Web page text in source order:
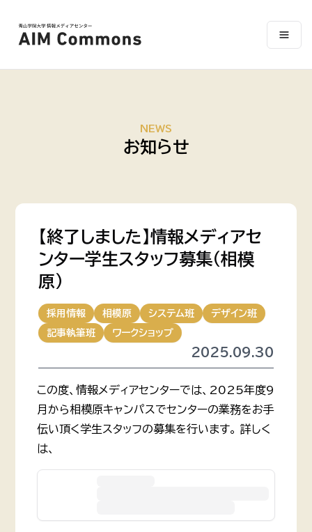
NEWS
お知らせ
【終了しました】情報メディアセ
ンター学生スタッフ募集（相模
原）
採用情報 相模原 システム班
デザイン班
記事執筆班
ワークショップ
2025.09.30
この度、情報メディアセンターでは、2025年度9
月から相模原キャンパスでセンターの業務をお手
伝い頂く学生スタッフの募集を行います。 詳しく
は、